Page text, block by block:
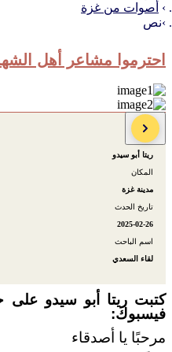
أصوات من غزة
نص
احترموا مشاعر أهل
الكاتب
ريتا أبو سيدو
المكان
مدينة غزة
تاريخ الحدث
2025-02-26
اسم الباحث
لقاء السعدي
كتبت ريتا أبو سيدو
فيسبوك:
مرحبًا يا أصدقاء